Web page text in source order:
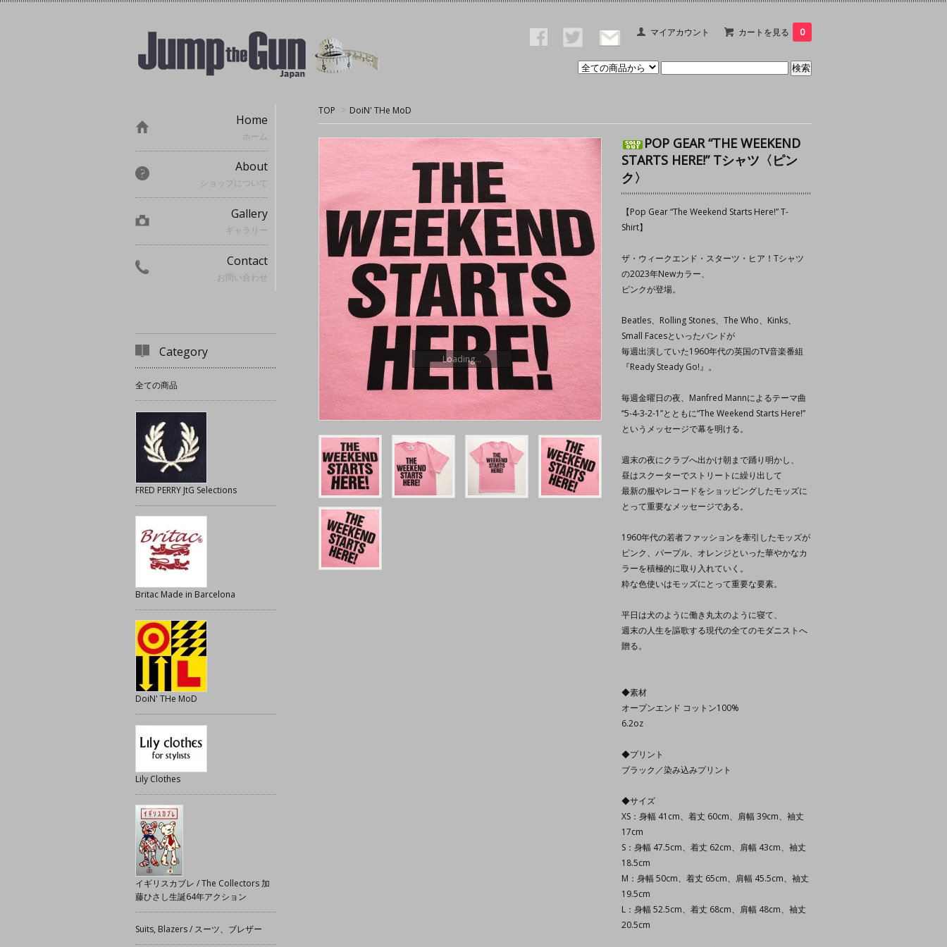
マイアカウント カートを見る 0
TOP > DoiN' THe MoD
POP GEAR “THE WEEKEND
STARTS HERE!” Tシャツ〈ピン
ク〉
【Pop Gear “The Weekend Starts Here!” T-
Shirt】
ザ・ウィークエンド・スターツ・ヒア！Tシャツ
の2023年Newカラー、
ピンクが登場。
Beatles、Rolling Stones、The Who、Kinks、
Small Facesといったバンドが
毎週出演していた1960年代の英国のTV音楽番組
『Ready Steady Go!』。
毎週金曜日の夜、Manfred Mannによるテーマ曲
“5-4-3-2-1”とともに“The Weekend Starts Here!”
というメッセージで幕を明ける。
週末の夜にクラブへ出かけ朝まで踊り明かし、
昼はスクーターでストリートに繰り出して
最新の服やレコードをショッピングしたモッズに
とって重要なメッセージである。
1960年代の若者ファッションを牽引したモッズが
ピンク、パープル、オレンジといった華やかなカ
ラーを積極的に取り入れていく。
粋な色使いはモッズにとって重要な要素。
平日は犬のように働き丸太のように寝て、
週末の人生を謳歌する現代の全てのモダニストへ
贈る。
◆素材
オープンエンド コットン100%
6.2oz
◆プリント
ブラック／染み込みプリント
◆サイズ
XS：身幅 41cm、着丈 60cm、肩幅 39cm、袖丈
17cm
S：身幅 47.5cm、着丈 62cm、肩幅 43cm、袖丈
18.5cm
M：身幅 50cm、着丈 65cm、肩幅 45.5cm、袖丈
19.5cm
L：身幅 52.5cm、着丈 68cm、肩幅 48cm、袖丈
20.5cm
Loading...
Home
ホーム
About
ショップについて
Gallery
ギャラリー
Contact
お問い合わせ
Category
全ての商品
FRED PERRY JtG Selections
Britac Made in Barcelona
DoiN' THe MoD
Lily Clothes
イギリスカブレ / The Collectors 加
藤ひさし生誕64年アクション
Suits, Blazers / スーツ、ブレザー